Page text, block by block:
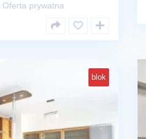
Oferta prywatna
blok